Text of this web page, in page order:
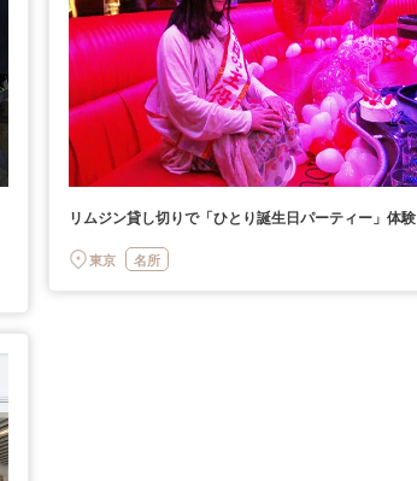
リムジン貸し切りで「ひとり誕生日パーティー」体験
東京 名所